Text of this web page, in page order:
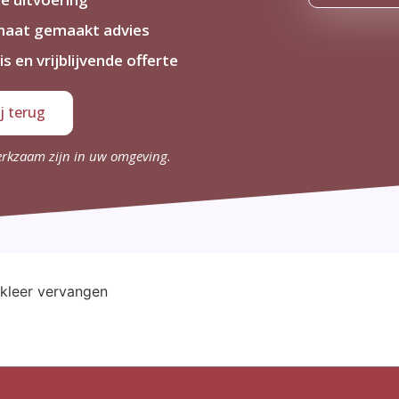
gemaakt advies
en vrijblijvende offerte
terug
zijn in uw omgeving.